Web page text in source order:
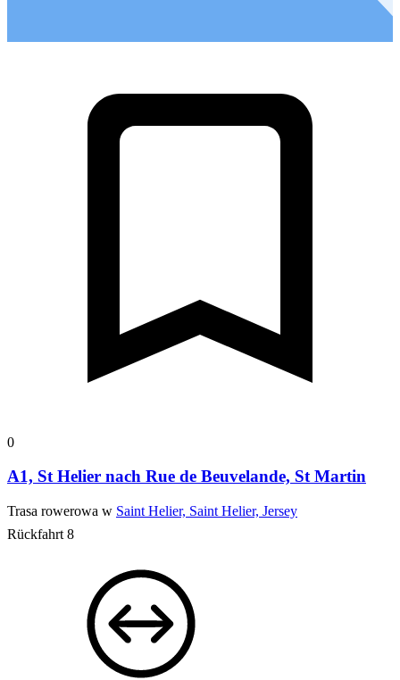
0
A1, St Helier nach Rue de Beuvelande, St Martin
Trasa rowerowa w Saint Helier, Saint Helier, Jersey
Rückfahrt 8